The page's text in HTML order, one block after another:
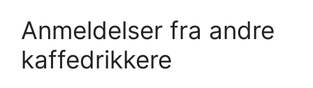
Anmeldelser fra andre
kaffedrikkere